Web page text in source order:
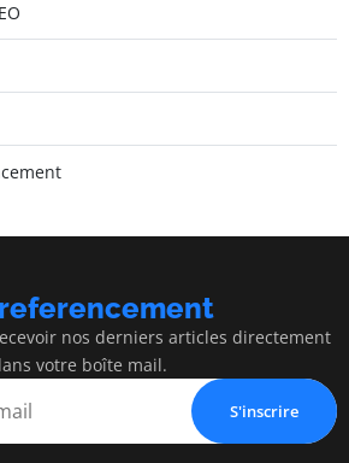
nos derniers articles directement
votre boîte mail.
S'inscrire